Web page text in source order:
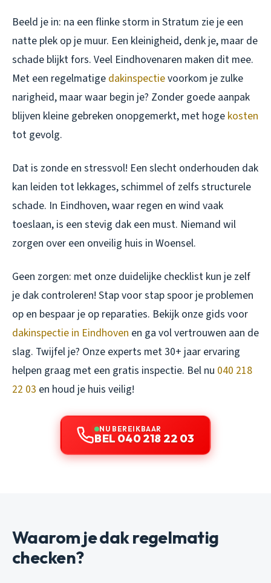
Beeld je in: na een flinke storm in Stratum zie je een
natte plek op je muur. Een kleinigheid, denk je, maar de
schade blijkt fors. Veel Eindhovenaren maken dit mee.
Met een regelmatige dakinspectievoorkom je zulke
narigheid, maar waar begin je? Zonder goede aanpak
blijven kleine gebreken onopgemerkt, met hoge kosten
tot gevolg.
Dat is zonde en stressvol! Een slecht onderhouden dak
kan leiden tot lekkages, schimmel of zelfs structurele
schade. In Eindhoven, waar regen en wind vaak
toeslaan, is een stevig dak een must. Niemand wil
zorgen over een onveilig huis in Woensel.
Geen zorgen: met onze duidelijke checklist kun je zelf
je dak controleren! Stap voor stap spoor je problemen
op en bespaar je op reparaties. Bekijk onze gids voor
dakinspectie in Eindhoven en ga vol vertrouwen aan de
slag. Twijfel je? Onze experts met 30+ jaar ervaring
helpen graag met een gratis inspectie. Bel nu 040 218
22 03 en houd je huis veilig!
NU BEREIKBAAR
BEL 040 218 22 03
Waarom je dak regelmatig
checken?